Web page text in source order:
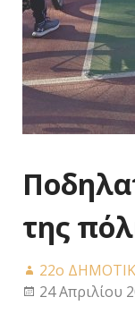
της
22ο
24 Απριλίου